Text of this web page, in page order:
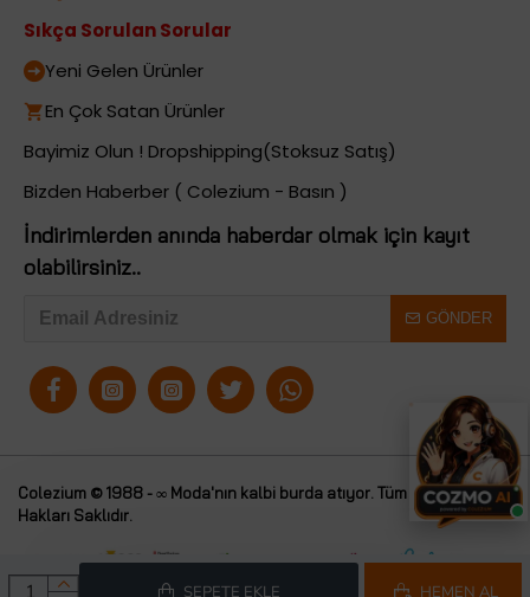
SEPETE EKLE HEMEN AL
Sıkça Sorulan Sorular
Yeni Gelen Ürünler
En Çok Satan Ürünler
Bayimiz Olun ! Dropshipping(Stoksuz Satış)
Bizden Haberber ( Colezium - Basın )
İndirimlerden anında haberdar olmak için kayıt
olabilirsiniz..
GÖNDER
Colezium © 1988 - ∞ Moda'nın kalbi burda atıyor. Tüm
Hakları Saklıdır.
Colezium